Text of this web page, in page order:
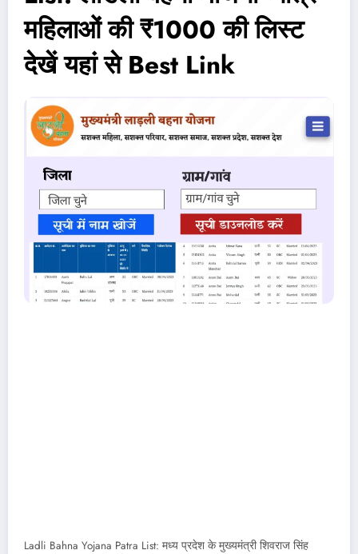
महिलाओं की ₹1000 की लिस्ट
देखें यहां से Best Link
Ladli Bahna Yojana Patra List: मध्य प्रदेश के मुख्यमंत्री शिवराज सिंह